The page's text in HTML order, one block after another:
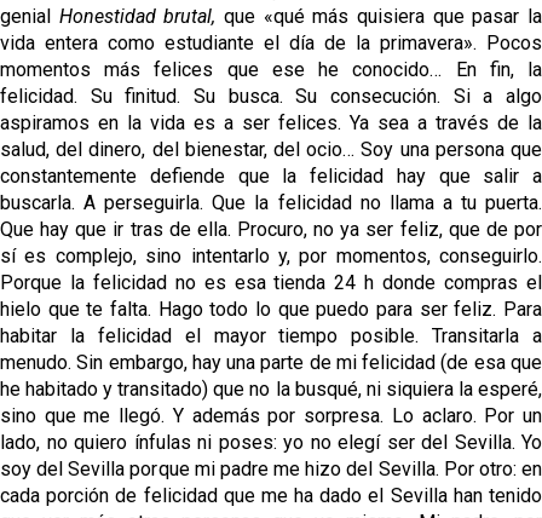
El Sevilla Juvenil A última detalles en Canarias para
su debut en la Cantalejo Province Cup
La cita ante el Espanyol a domicilio ya tiene horario
El dato que destaca a Agoumé entre las cinco
grandes ligas
Juanlu de vuelta a Sevilla para cerrar su fichaje a la
Premier
genial Honestidad brutal, que «qué más quisiera que pasar la
vida entera como estudiante el día de la primavera». Pocos
momentos más felices que ese he conocido… En fin, la
felicidad. Su finitud. Su busca. Su consecución. Si a algo
aspiramos en la vida es a ser felices. Ya sea a través de la
salud, del dinero, del bienestar, del ocio… Soy una persona que
constantemente defiende que la felicidad hay que salir a
buscarla. A perseguirla. Que la felicidad no llama a tu puerta.
Que hay que ir tras de ella. Procuro, no ya ser feliz, que de por
sí es complejo, sino intentarlo y, por momentos, conseguirlo.
Porque la felicidad no es esa tienda 24 h donde compras el
hielo que te falta. Hago todo lo que puedo para ser feliz. Para
habitar la felicidad el mayor tiempo posible. Transitarla a
menudo. Sin embargo, hay una parte de mi felicidad (de esa que
he habitado y transitado) que no la busqué, ni siquiera la esperé,
sino que me llegó. Y además por sorpresa. Lo aclaro. Por un
lado, no quiero ínfulas ni poses: yo no elegí ser del Sevilla. Yo
soy del Sevilla porque mi padre me hizo del Sevilla. Por otro: en
cada porción de felicidad que me ha dado el Sevilla han tenido